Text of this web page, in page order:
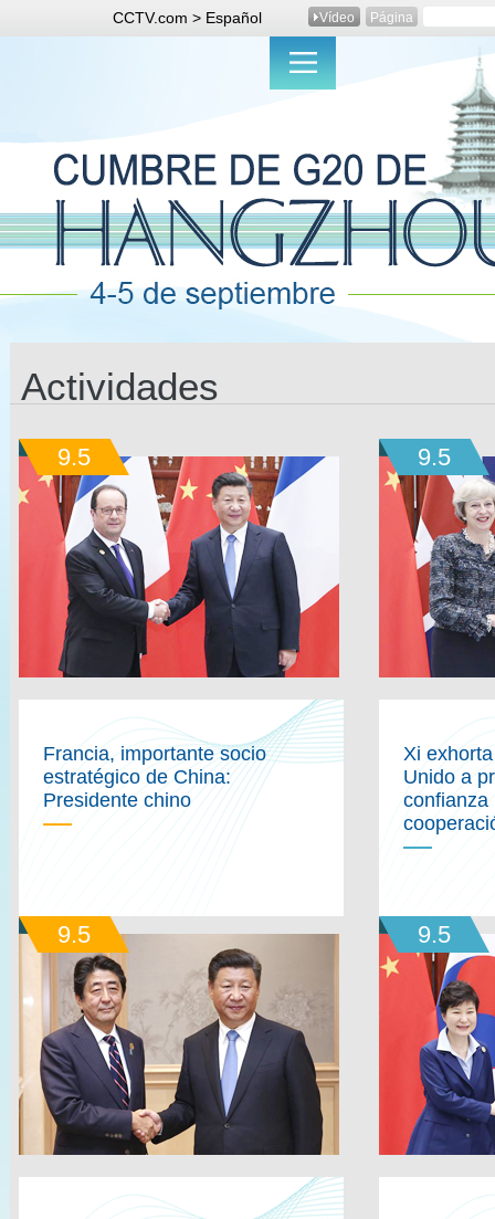
CCTV.com > Español Vídeo Página
Actividades
9.5
Francia, importante socio
estratégico de China:
Presidente chino
9.5
Xi
Unido a
confianza
9.5 9.5